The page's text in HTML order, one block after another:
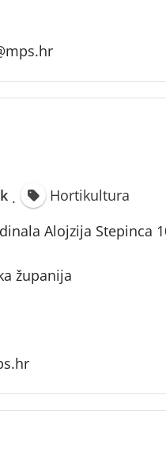
·
Hortikultura
Alojzija Stepinca
županija